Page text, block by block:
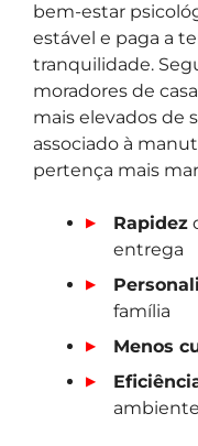
bem-estar
estável e paga a
tranquilidade.
moradores de
mais elevados de
associado à
pertença mais
Rapidez
entrega
família
Menos
ambiente